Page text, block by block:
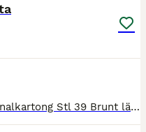
Nya jodhpurs med etikett i originalkartong Stl 39 Brunt läder Stålhätta Säljes då jag bestämt mig för att inte köpa en ny häst. Finns på vinted. Kan hämtas i Söderköping om så önskas. Köpta på h